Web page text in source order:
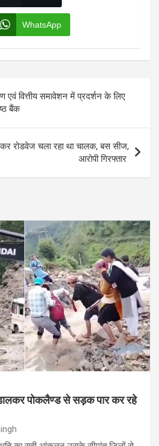
WhatsApp
एवं वित्तीय समावेशन में प्रदर्शन के लिए
बैंक
रोडवेज चला रहा था चालक, बस सीज,
आरोपी गिरफ्तार
पोकलैण्ड से सड़क पार कर रहे